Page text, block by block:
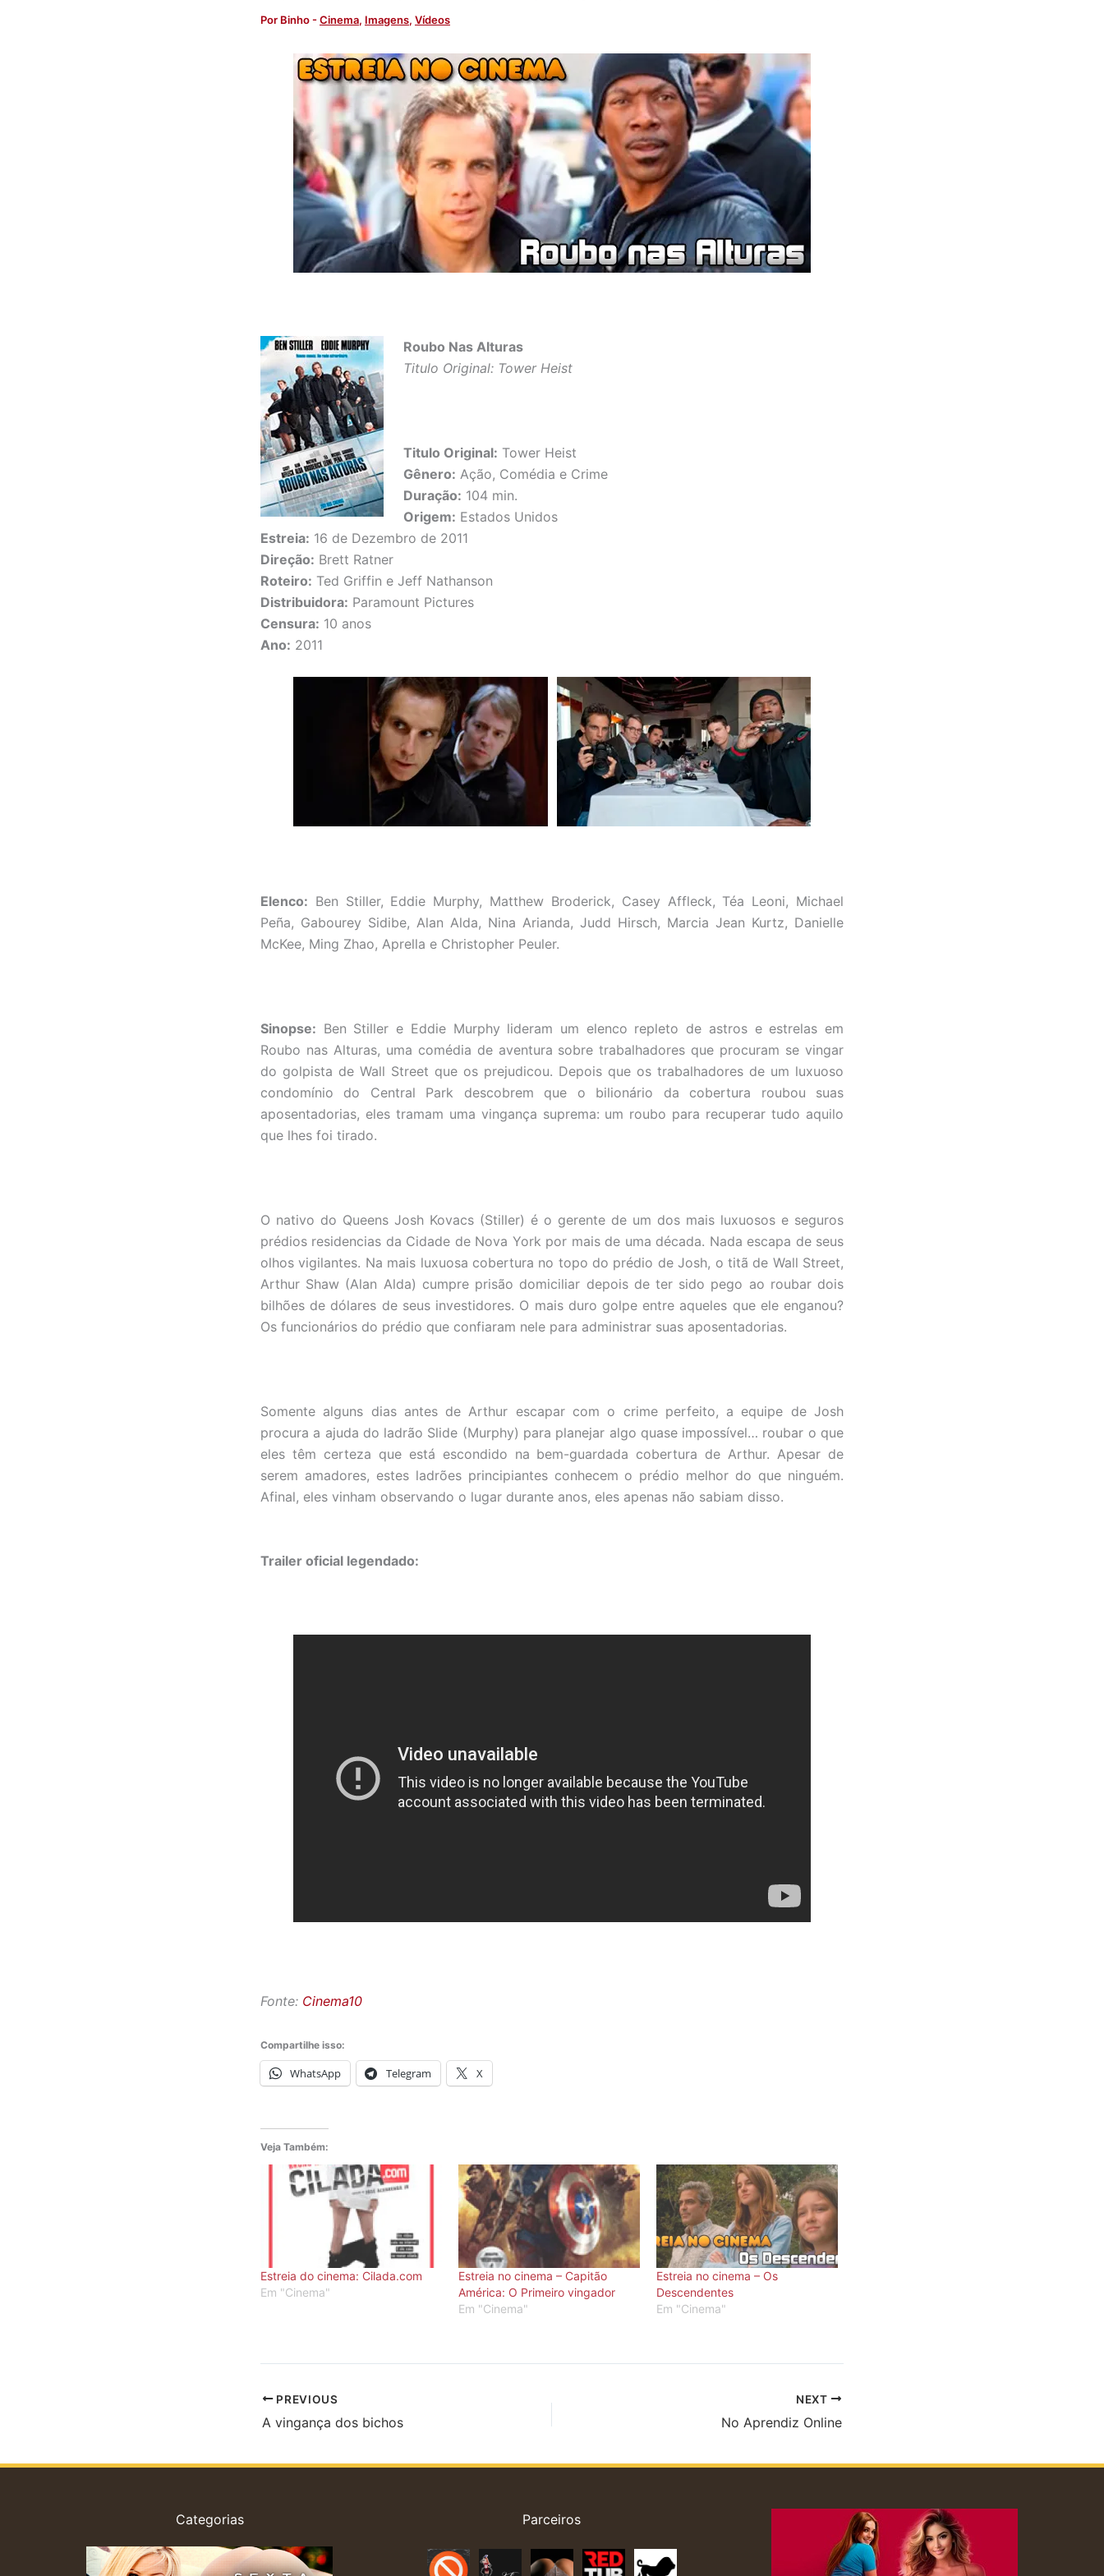
Por Binho-Cinema, Imagens, Vídeos
Roubo Nas Alturas
Titulo Original: Tower Heist
Titulo Original: Tower Heist
Gênero: Ação, Comédia e Crime
Duração: 104 min.
Origem: Estados Unidos
Estreia: 16 de Dezembro de 2011
Direção: Brett Ratner
Roteiro: Ted Griffin e Jeff Nathanson
Distribuidora: Paramount Pictures
Censura: 10 anos
Ano: 2011
Elenco: Ben Stiller, Eddie Murphy, Matthew Broderick, Casey Affleck, Téa Leoni, Michael
Peña, Gabourey Sidibe, Alan Alda, Nina Arianda, Judd Hirsch, Marcia Jean Kurtz, Danielle
McKee, Ming Zhao, Aprella e Christopher Peuler.
Sinopse: Ben Stiller e Eddie Murphy lideram um elenco repleto de astros e estrelas em
Roubo nas Alturas, uma comédia de aventura sobre trabalhadores que procuram se vingar
do golpista de Wall Street que os prejudicou. Depois que os trabalhadores de um luxuoso
condomínio do Central Park descobrem que o bilionário da cobertura roubou suas
aposentadorias, eles tramam uma vingança suprema: um roubo para recuperar tudo aquilo
que lhes foi tirado.
O nativo do Queens Josh Kovacs (Stiller) é o gerente de um dos mais luxuosos e seguros
prédios residencias da Cidade de Nova York por mais de uma década. Nada escapa de seus
olhos vigilantes. Na mais luxuosa cobertura no topo do prédio de Josh, o titã de Wall Street,
Arthur Shaw (Alan Alda) cumpre prisão domiciliar depois de ter sido pego ao roubar dois
bilhões de dólares de seus investidores. O mais duro golpe entre aqueles que ele enganou?
Os funcionários do prédio que confiaram nele para administrar suas aposentadorias.
Somente alguns dias antes de Arthur escapar com o crime perfeito, a equipe de Josh
procura a ajuda do ladrão Slide (Murphy) para planejar algo quase impossível… roubar o que
eles têm certeza que está escondido na bem-guardada cobertura de Arthur. Apesar de
serem amadores, estes ladrões principiantes conhecem o prédio melhor do que ninguém.
Afinal, eles vinham observando o lugar durante anos, eles apenas não sabiam disso.
Trailer oficial legendado:
Fonte: Cinema10
Compartilhe isso:
WhatsApp Telegram X
Veja Também:
Estreia do cinema: Cilada.com
Em "Cinema"
Estreia no cinema – Capitão
América: O Primeiro vingador
Em "Cinema"
Estreia no cinema – Os
Descendentes
Em "Cinema"
PREVIOUS
A vingança dos bichos
NEXT
No Aprendiz Online
Categorias Parceiros